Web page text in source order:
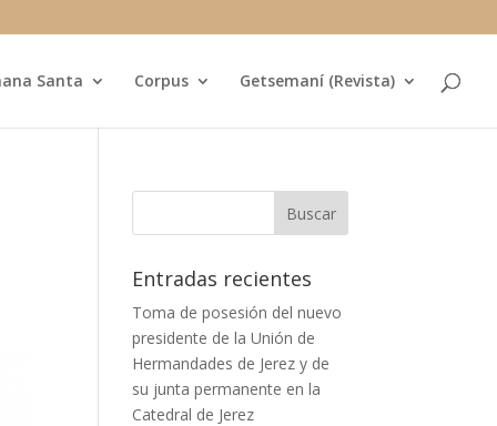
Santa Corpus Getsemaní (Revista)
Entradas recientes
Toma de posesión del nuevo
presidente de la Unión de
Hermandades de Jerez y de
su junta permanente en la
Catedral de Jerez